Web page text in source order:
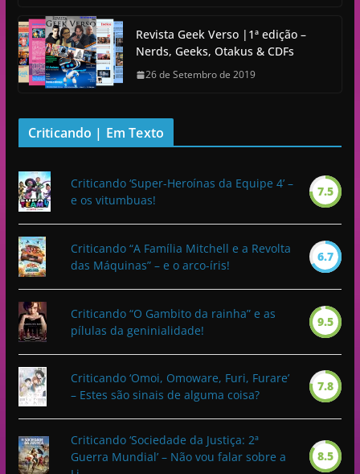
Revista Geek Verso |1ª edição –
Nerds, Geeks, Otakus & CDFs
26 de Setembro de 2019
Criticando | Em Texto
Criticando ‘Super-Heroínas da Equipe 4’ –
e os vitumbuas!
7.5
Criticando “A Família Mitchell e a Revolta
das Máquinas” – e o arco-íris!
6.7
Criticando “O Gambito da rainha” e as
pílulas da geninialidade!
9.5
Criticando ‘Omoi, Omoware, Furi, Furare’
– Estes são sinais de alguma coisa?
7.8
Criticando ‘Sociedade da Justiça: 2ª
Guerra Mundial’ – Não vou falar sobre a
8.5